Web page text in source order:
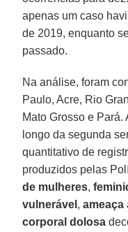
apenas um caso
de 2019, enquanto
passado.
Na análise, foram
Paulo, Acre, Rio
Mato Grosso e
longo da segunda
quantitativo de
produzidos pelas
de mulheres,
vulnerável ,ameaça
corporal dolosa